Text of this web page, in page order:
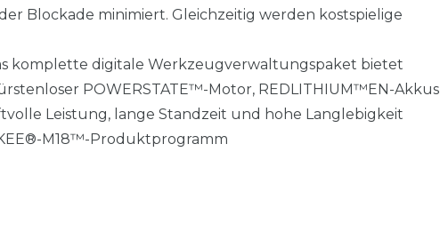
Blockade minimiert. Gleichzeitig werden kostspielige
komplette digitale Werkzeugverwaltungspaket bietet
POWERSTATE™-Motor, REDLITHIUM™EN-Akkus
Leistung, lange Standzeit und hohe Langlebigkeit
M18™-Produktprogramm